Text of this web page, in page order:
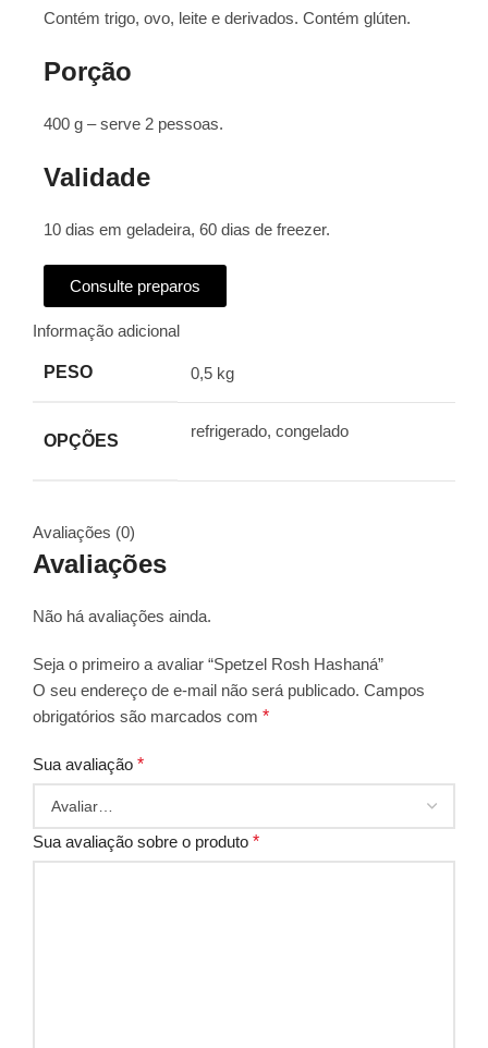
Contém trigo, ovo, leite e derivados. Contém glúten.
Porção
400 g – serve 2 pessoas.
Validade
10 dias em geladeira, 60 dias de freezer.
Consulte preparos
Informação adicional
PESO 0,5 kg
OPÇÕES
refrigerado, congelado
Avaliações (0)
Avaliações
Não há avaliações ainda.
Seja o primeiro a avaliar “Spetzel Rosh Hashaná”
O seu endereço de e-mail não será publicado. Campos
obrigatórios são marcados com *
Sua avaliação *
Sua avaliação sobre o produto *